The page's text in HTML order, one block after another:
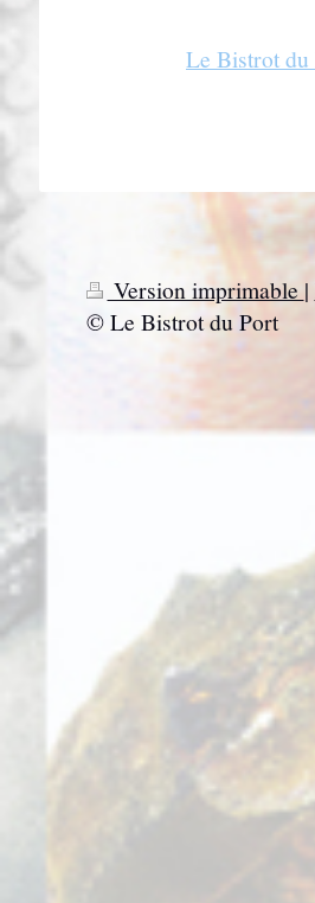
Le Bistrot du
Version imprimable |
© Le Bistrot du Port